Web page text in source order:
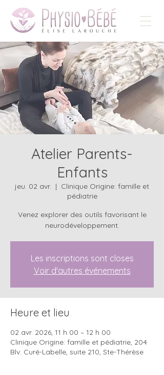
Atelier Parents-
Enfants
jeu. 02 avr.
  |
Clinique Origine: famille et
pédiatrie
Venez explorer des outils favorisant le
neurodéveloppement.
Les inscriptions sont closes
Voir d'autres événements
Heure et lieu
02 avr. 2026, 11 h 00 – 12 h 00
Clinique Origine: famille et pédiatrie, 204
Blv. Curé-Labelle, suite 210, Ste-Thérèse